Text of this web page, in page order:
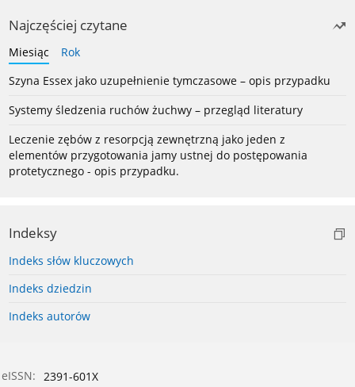
Najczęściej czytane
Miesiąc
Rok
Szyna Essex jako uzupełnienie tymczasowe – opis przypadku
Systemy śledzenia ruchów żuchwy – przegląd literatury
Leczenie zębów z resorpcją zewnętrzną jako jeden z
elementów przygotowania jamy ustnej do postępowania
protetycznego - opis przypadku.
Indeksy
Indeks słów kluczowych
Indeks dziedzin
Indeks autorów
eISSN: 2391-601X